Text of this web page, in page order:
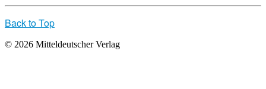
Back to Top
© 2026 Mitteldeutscher Verlag